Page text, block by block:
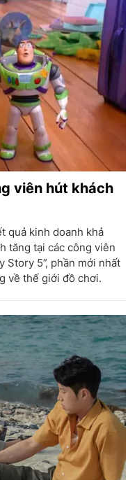
viên hút khách
quả kinh doanh khả
tăng tại các công viên
Story 5”, phần mới nhất
về thế giới đồ chơi.